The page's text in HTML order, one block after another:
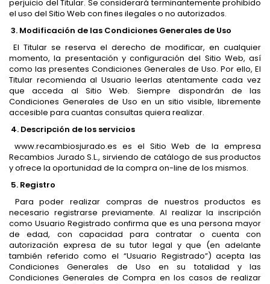
perjuicio del Titular. Se considerará terminantemente prohibido
el uso del Sitio Web con fines ilegales o no autorizados.
3. Modificación de las Condiciones Generales de Uso
El Titular se reserva el derecho de modificar, en cualquier
momento, la presentación y configuración del Sitio Web, así
como las presentes Condiciones Generales de Uso. Por ello, El
Titular recomienda al Usuario leerlas atentamente cada vez
que acceda al Sitio Web. Siempre dispondrán de las
Condiciones Generales de Uso en un sitio visible, libremente
accesible para cuantas consultas quiera realizar.
4. Descripción de los servicios
www.recambiosjurado.es es el Sitio Web de la empresa
Recambios Jurado S.L., sirviendo de catálogo de sus productos
y ofrece la oportunidad de la compra on-line de los mismos.
5. Registro
Para poder realizar compras de nuestros productos es
necesario registrarse previamente. Al realizar la inscripción
como Usuario Registrado confirma que es una persona mayor
de edad, con capacidad para contratar o cuenta con
autorización expresa de su tutor legal y que (en adelante
también referido como el “Usuario Registrado”) acepta las
Condiciones Generales de Uso en su totalidad y las
Condiciones Generales de Compra en los casos de realizar